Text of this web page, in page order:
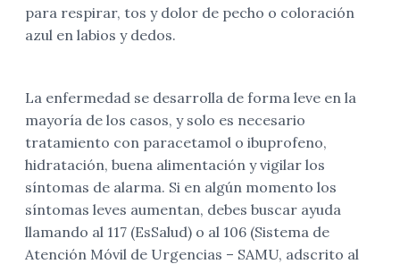
para respirar, tos y dolor de pecho o coloración
azul en labios y dedos.
La enfermedad se desarrolla de forma leve en la
mayoría de los casos, y solo es necesario
tratamiento con paracetamol o ibuprofeno,
hidratación, buena alimentación y vigilar los
síntomas de alarma. Si en algún momento los
síntomas leves aumentan, debes buscar ayuda
llamando al 117 (EsSalud) o al 106 (Sistema de
Atención Móvil de Urgencias – SAMU, adscrito al